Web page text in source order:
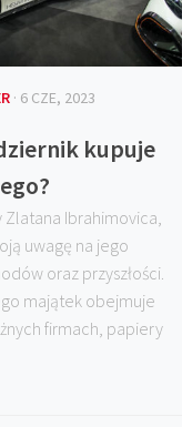
· 6 CZE, 2023
kupuje
Ibrahimovica,
uwagę na jego
oraz przyszłości.
majątek obejmuje
firmach, papiery